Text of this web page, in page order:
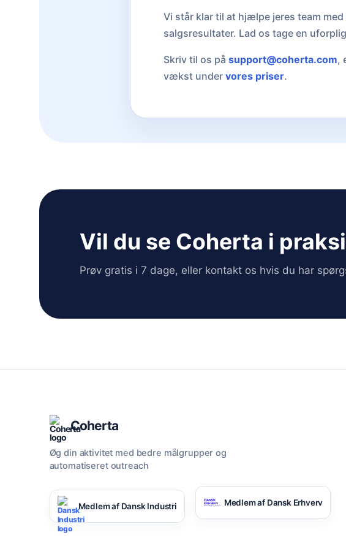
Vi står klar til at hjælpe jeres team
salgsresultater. Lad os tage en
Skriv til os på support@coherta.com,
vækst under vores priser.
Vil du se Coherta i
Prøv gratis i 7 dage, eller kontakt os hvis du har
Coherta
Øg din aktivitet med bedre målgrupper og
automatiseret outreach
Medlem af Dansk Industri Medlem af Dansk Erhverv